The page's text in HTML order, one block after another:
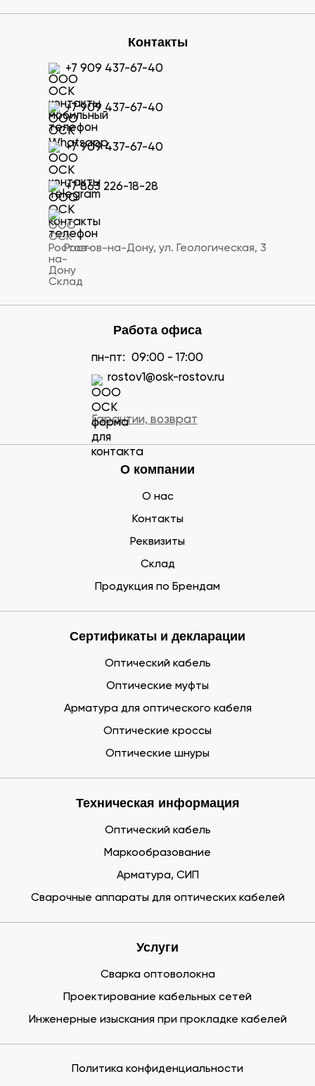
Контакты
+7 909 437-67-40
+7 909 437-67-40
+7 909 437-67-40
+7 863 226-18-28
Ростов-на-Дону, ул. Геологическая, 3
Работа офиса
пн-пт: 09:00 - 17:00
rostov1@osk-rostov.ru
Гарантии, возврат
О компании
О нас
Контакты
Реквизиты
Склад
Продукция по Брендам
Сертификаты и декларации
Оптический кабель
Оптические муфты
Арматура для оптического кабеля
Оптические кроссы
Оптические шнуры
Техническая информация
Оптический кабель
Маркообразование
Арматура, СИП
Сварочные аппараты для оптических кабелей
Услуги
Сварка оптоволокна
Проектирование кабельных сетей
Инженерные изыскания при прокладке кабелей
Политика конфиденциальности